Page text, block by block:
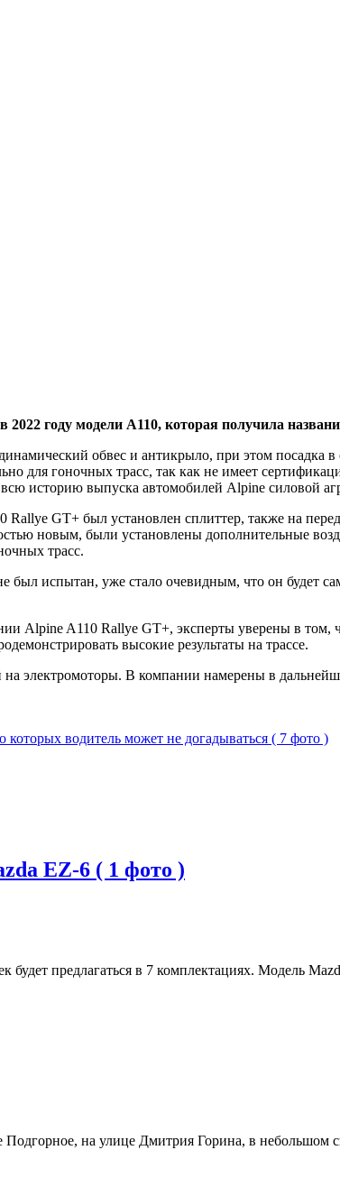
году модели А110, которая получила
обвес и антикрыло, при этом посадка
для гоночных трасс, так как не имеет
историю выпуска автомобилей Alpine силовой
GT+ был установлен сплиттер, также на
новым, были установлены дополнительные
трасс.
был испытан, уже стало очевидным, что он
Alpine A110 Rallye GT+, эксперты уверены в
высокие результаты на трассе.
электромоторы. В компании намерены в
водитель может не догадываться ( 7 фото )
EZ-6 ( 1 фото )
предлагаться в 7 комплектациях. Модель
на улице Дмитрия Горина, в небольшом